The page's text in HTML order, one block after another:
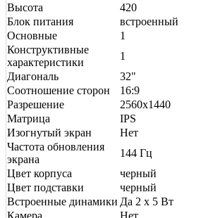
Высота
420
Блок питания
встроенный
Основные
1
Конструктивные
характеристики
1
Диагональ
32"
Соотношение сторон
16:9
Разрешение
2560x1440
Матрица
IPS
Изогнутый экран
Нет
Частота обновления
экрана
144 Гц
Цвет корпуса
черный
Цвет подставки
черный
Встроенные динамики Да 2 х 5 Вт
Камера
Нет